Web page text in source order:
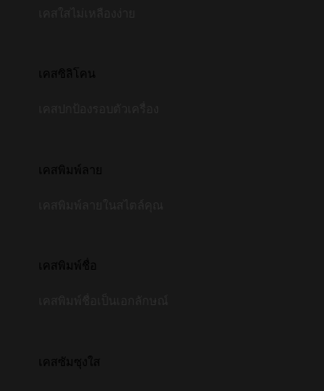
เคสซิลิโคน
เคสพิมพ์ลาย
เคสพิมพ์ชื่อ
เคสซัมซุงใส